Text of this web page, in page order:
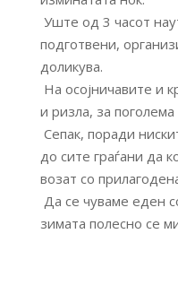
Уште од 3 часот
подготвени,
доликува.
На осојничавите и
и ризла, за
Сепак, поради
до сите граѓани да
возат со
Да се чуваме еден
зимата полесно се